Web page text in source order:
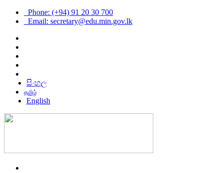
Phone: (+94) 91 20 30 700
Email: secretary@edu.min.gov.lk
සිංහල
தமிழ்
English